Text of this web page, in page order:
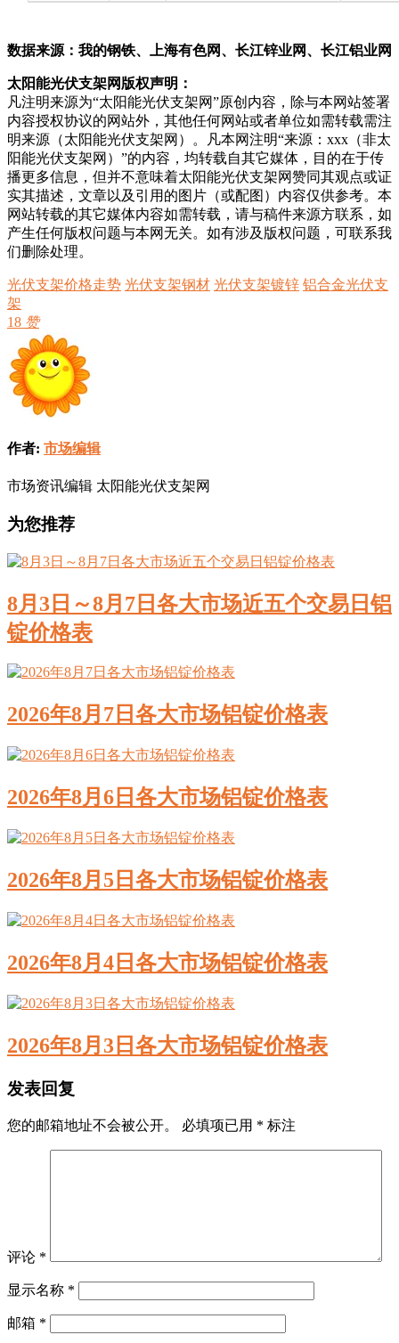
数据来源：我的钢铁、上海有色网、长江锌业网、长江铝业网
太阳能光伏支架网版权声明：
凡注明来源为“太阳能光伏支架网”原创内容，除与本网站签署
内容授权协议的网站外，其他任何网站或者单位如需转载需注
明来源（太阳能光伏支架网）。凡本网注明“来源：xxx（非太
阳能光伏支架网）”的内容，均转载自其它媒体，目的在于传
播更多信息，但并不意味着太阳能光伏支架网赞同其观点或证
实其描述，文章以及引用的图片（或配图）内容仅供参考。本
网站转载的其它媒体内容如需转载，请与稿件来源方联系，如
产生任何版权问题与本网无关。如有涉及版权问题，可联系我
们删除处理。
光伏支架价格走势 光伏支架钢材 光伏支架镀锌 铝合金光伏支
架
18 赞
作者: 市场编辑
市场资讯编辑 太阳能光伏支架网
为您推荐
8月3日～8月7日各大市场近五个交易日铝
锭价格表
2026年8月7日各大市场铝锭价格表
2026年8月6日各大市场铝锭价格表
2026年8月5日各大市场铝锭价格表
2026年8月4日各大市场铝锭价格表
2026年8月3日各大市场铝锭价格表
发表回复
您的邮箱地址不会被公开。 必填项已用 * 标注
评论 *
显示名称 *
邮箱 *